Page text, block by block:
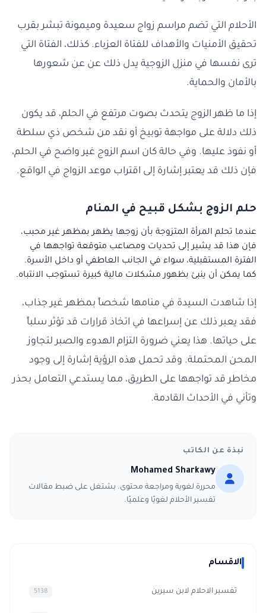
الأحلام التي تضم مراسم زواج سعيدة وميمونة تبشر بقرب
تحقيق الأمنيات والأهداف للفتاة العزباء. كذلك، الفتاة التي
ترى نفسها في منزل الزوجية يدل ذلك عن عن شعورها
بالأمان والحماية.
إذا ما ظهر الزوج يتحدث بصوت مرتفع في الحلم، قد يكون
ذلك دلالة على مواجهة توبيخ أو نقد من شخص ذي سلطة
أو نفوذ عليها. وفي حالة كان اسم الزوج غير واضح في الحلم،
فإن ذلك قد يعتبر إشارة إلى اقتراب موعد الزواج في الواقع.
حلم الزوج بشكل قبيح في المنام
عندما تحلم المرأة المتزوجة بأن زوجها يظهر بمظهر غير محبب،
فإن هذا قد يشير إلى تحديات ومصاعب متوقعة تواجهها في
الفترة المستقبلية، سواء في الجانب العاطفي أو داخل الأسرة.
كما يمكن أن ينبئ بظهور مشكلات مالية كبيرة تستوجب الانتباه.
إذا شاهدت السيدة في منامها شخصاً بمظهر غير جذاب،
فقد يعبر ذلك عن إسراعها في اتخاذ قرارات قد تؤثر سلباً
على حياتها. هذا يعني ضرورة التزام الهدوء والصبر لتجاوز
المحن المحتملة. وقد تحمل هذه الرؤية إشارة إلى وجود
مخاطر قد تواجهها على الطريق، مما يستدعي التعامل بحذر
وتأني في الأحداث القادمة.
نبذة عن الكاتب
Mohamed Sharkawy
محررة لغوية ومراجعة محتوى. بشتغل على ضبط مقالات
تفسير الأحلام لغويًا وعلميًا.
الاقسام
تفسير الاحلام لابن سيرين 5138